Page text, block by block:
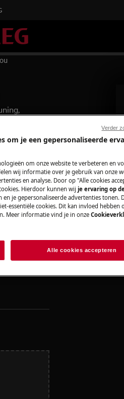
om je een gepersonaliseerde
om onze website te verbeteren en
wij informatie over je gebruik van onze
en analyse. Door op "Alle cookies
Hierdoor kunnen wij je ervaring op
en je gepersonaliseerde advertenties tonen.
essentiële cookies. Dit kan invloed hebben
Meer informatie vind je in onze
Alle cookies accepteren
Verder